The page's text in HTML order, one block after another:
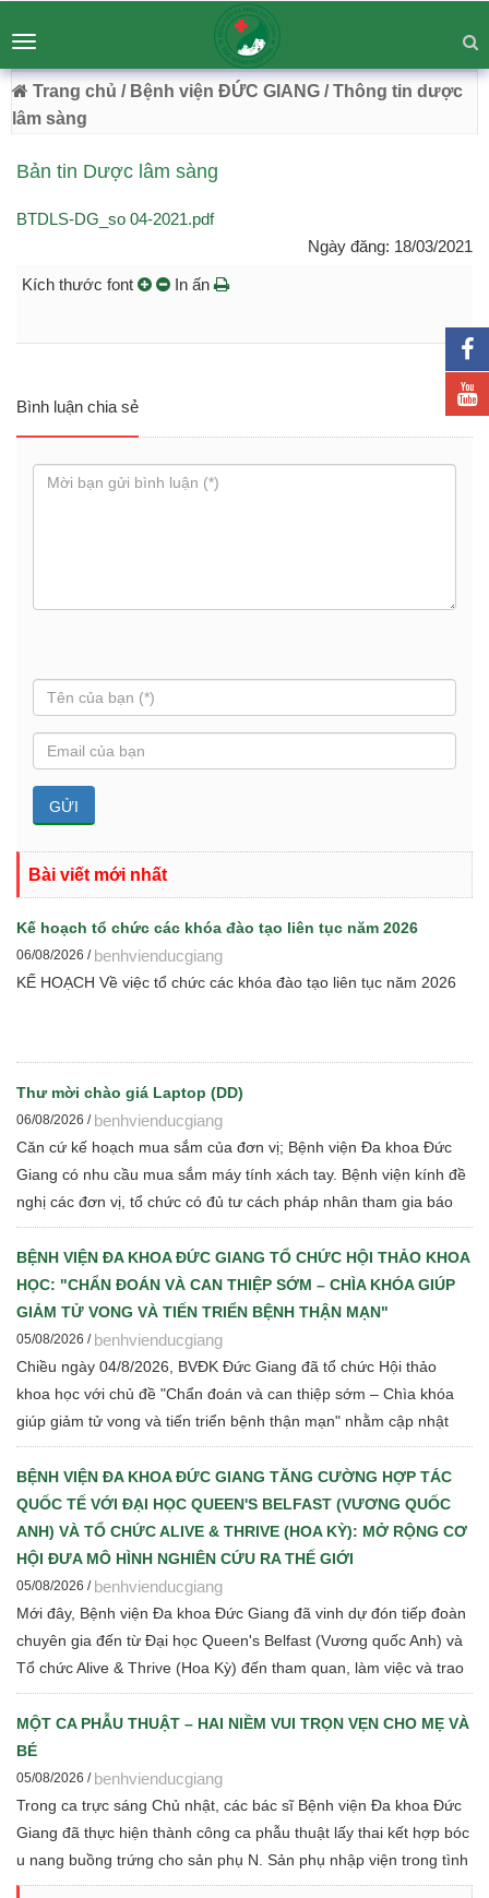
BỆNH VIỆN ĐA KHOA ĐỨC GIANG
Chuyên Sâu - Tận Tâm - Vươn Tầm
54 Trường Lâm, Việt Hưng, Hà Nội
Toggle
navigation
Trang chủ / Bệnh viện ĐỨC GIANG / Thông tin dược
lâm sàng
Bản tin Dược lâm sàng
BTDLS-DG_so 04-2021.pdf
Ngày đăng: 18/03/2021
Kích thước font In ấn
Bình luận chia sẻ
Bài viết mới nhất
Kế hoạch tổ chức các khóa đào tạo liên tục năm 2026
06/08/2026 / benhvienducgiang
KẾ HOẠCH Về việc tổ chức các khóa đào tạo liên tục năm 2026
Thư mời chào giá Laptop (DD)
06/08/2026 / benhvienducgiang
Căn cứ kế hoạch mua sắm của đơn vị; Bệnh viện Đa khoa Đức
Giang có nhu cầu mua sắm máy tính xách tay. Bệnh viện kính đề
nghị các đơn vị, tổ chức có đủ tư cách pháp nhân tham gia báo
giá cạnh tranh để Bệnh viện thực hiện các bước đấu thầu theo
quy định hiện hành
BỆNH VIỆN ĐA KHOA ĐỨC GIANG TỔ CHỨC HỘI THẢO KHOA
HỌC: "CHẨN ĐOÁN VÀ CAN THIỆP SỚM – CHÌA KHÓA GIÚP
GIẢM TỬ VONG VÀ TIẾN TRIỂN BỆNH THẬN MẠN"
05/08/2026 / benhvienducgiang
Chiều ngày 04/8/2026, BVĐK Đức Giang đã tổ chức Hội thảo
khoa học với chủ đề "Chẩn đoán và can thiệp sớm – Chìa khóa
giúp giảm tử vong và tiến triển bệnh thận mạn" nhằm cập nhật
những tiến bộ mới trong chẩn đoán, điều trị và quản lý bệnh thận
mạn cho đội ngũ cán bộ y tế.
BỆNH VIỆN ĐA KHOA ĐỨC GIANG TĂNG CƯỜNG HỢP TÁC
QUỐC TẾ VỚI ĐẠI HỌC QUEEN'S BELFAST (VƯƠNG QUỐC
ANH) VÀ TỔ CHỨC ALIVE & THRIVE (HOA KỲ): MỞ RỘNG CƠ
HỘI ĐƯA MÔ HÌNH NGHIÊN CỨU RA THẾ GIỚI
05/08/2026 / benhvienducgiang
Mới đây, Bệnh viện Đa khoa Đức Giang đã vinh dự đón tiếp đoàn
chuyên gia đến từ Đại học Queen's Belfast (Vương quốc Anh) và
Tổ chức Alive & Thrive (Hoa Kỳ) đến tham quan, làm việc và trao
đổi chuyên môn về dinh dưỡng bà mẹ - trẻ em, phát triển Ngân
hàng sữa mẹ, vi sinh, phân tích y sinh, đồng thời thảo luận các
định hướng hợp tác nghiên cứu khoa học và chuyển giao tri thức
trong thời gian tới.
MỘT CA PHẪU THUẬT – HAI NIỀM VUI TRỌN VẸN CHO MẸ VÀ
BÉ
05/08/2026 / benhvienducgiang
Trong ca trực sáng Chủ nhật, các bác sĩ Bệnh viện Đa khoa Đức
Giang đã thực hiện thành công ca phẫu thuật lấy thai kết hợp bóc
u nang buồng trứng cho sản phụ N. Sản phụ nhập viện trong tình
trạng chuyển dạ con so, ngôi ngược, kèm theo khối u nang buồng